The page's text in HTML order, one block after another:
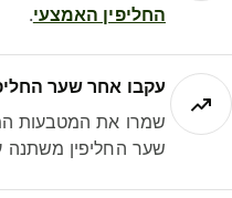
החליפין האמצעי.
עקבו אחר שער
שמרו את המטבעות
שער החליפין משתנה